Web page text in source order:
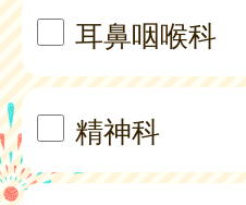
耳鼻咽喉科
精神科